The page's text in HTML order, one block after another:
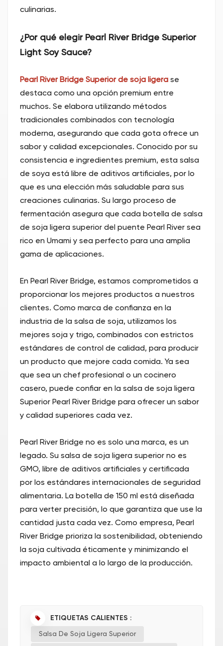
culinarias.
¿Por qué elegir Pearl River Bridge Superior
Light Soy Sauce?
Pearl River Bridge Superior de soja ligera se
destaca como una opción premium entre
muchos. Se elabora utilizando métodos
tradicionales combinados con tecnología
moderna, asegurando que cada gota ofrece un
sabor y calidad excepcionales. Conocido por su
consistencia e ingredientes premium, esta salsa
de soya está libre de aditivos artificiales, por lo
que es una elección más saludable para sus
creaciones culinarias. Su largo proceso de
fermentación asegura que cada botella de salsa
de soja ligera superior del puente Pearl River sea
rico en Umami y sea perfecto para una amplia
gama de aplicaciones.
En Pearl River Bridge, estamos comprometidos a
proporcionar los mejores productos a nuestros
clientes. Como marca de confianza en la
industria de la salsa de soja, utilizamos los
mejores soja y trigo, combinados con estrictos
estándares de control de calidad, para producir
un producto que mejore cada comida. Ya sea
que sea un chef profesional o un cocinero
casero, puede confiar en la salsa de soja ligera
Superior Pearl River Bridge para ofrecer un sabor
y calidad superiores cada vez.
Pearl River Bridge no es solo una marca, es un
legado. Su salsa de soja ligera superior no es
GMO, libre de aditivos artificiales y certificada
por los estándares internacionales de seguridad
alimentaria. La botella de 150 ml está diseñada
para verter precisión, lo que garantiza que use la
cantidad justa cada vez. Como empresa, Pearl
River Bridge prioriza la sostenibilidad, obteniendo
la soja cultivada éticamente y minimizando el
impacto ambiental a lo largo de la producción.
ETIQUETAS CALIENTES :
Salsa De Soja Ligera Superior